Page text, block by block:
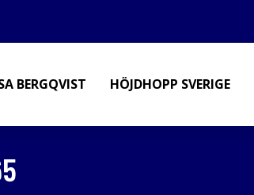
BERGQVIST HÖJDHOPP SVERIGE